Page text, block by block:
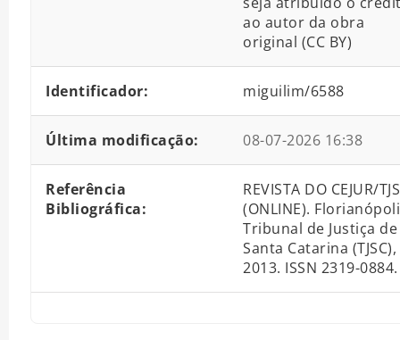
ao autor da obra
original (CC BY)
Identificador: miguilim/6588
Última modificação: 08-07-2026 16:38
Referência
Bibliográfica:
REVISTA DO CEJUR/
(ONLINE).
Tribunal de Justiça de
Santa Catarina (TJSC),
2013. ISSN 2319-0884.